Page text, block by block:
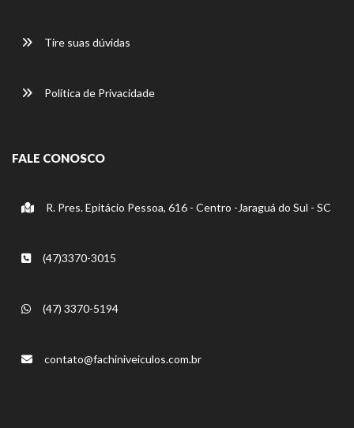
Tire suas dúvidas
Política de Privacidade
FALE CONOSCO
R. Pres. Epitácio Pessoa, 616 - Centro -Jaraguá do Sul - SC
(47)3370-3015
(47) 3370-5194
contato@fachiniveiculos.com.br